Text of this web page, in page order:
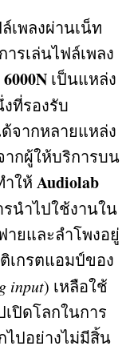
เพลงผ่านเน็ท
รเล่นไฟล์เพลง
6000N เป็นแหล่ง
ที่รองรับ
จากหลายแหล่ง
ากผู้ให้บริการบน
ให้ Audiolab
นำไปใช้งานใน
ยและลำโพงอยู่
เกรตแอมป์ของ
input) เหลือใช้
เปิดโลกในการ
ไปอย่างไม่มีสิ้น